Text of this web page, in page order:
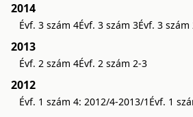
2014
Évf. 3 szám 4Évf. 3 szám 3Évf. 3 szám
2013
Évf. 2 szám 4Évf. 2 szám 2-3
2012
Évf. 1 szám 4: 2012/4-2013/1 Évf. 1